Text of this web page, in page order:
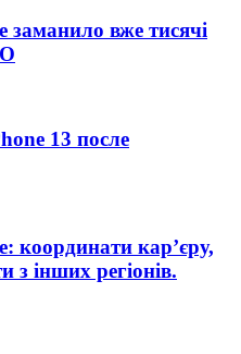
вже тисячі
13 после
кар’єру,
з інших регіонів.